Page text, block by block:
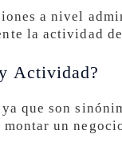
a nivel
la actividad
Actividad?
que son
un